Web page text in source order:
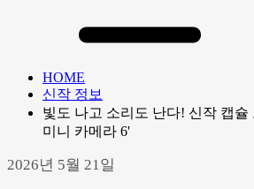
HOME
신작 정보
빛도 나고 소리도 난다! 신작 캡슐
미니 카메라 6'
2026년 5월 21일